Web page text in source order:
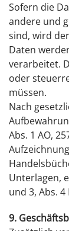
Sofern die
andere und
sind, wird
Daten
verarbeitet.
oder
müssen.
Nach
Abs. 1 AO,
Unterlagen,
und 3, Abs.
9.